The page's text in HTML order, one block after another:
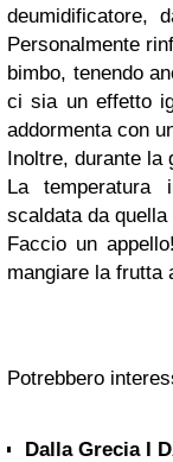
deumidificatore,
Personalmente
bimbo, tenendo
ci sia un effetto
addormenta con
Inoltre, durante la
La temperatura
scaldata da
Faccio un
mangiare la frutta
Potrebbero
Dalla Grecia I